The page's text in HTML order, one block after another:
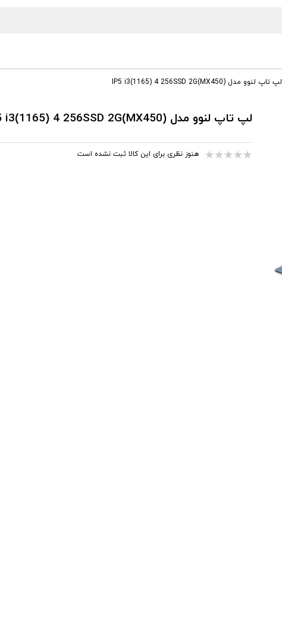
لپ تاپ لنوو مدل IP5 i3(1165) 4 256SSD 2G(MX450)
لپ تاپ لنوو مدل IP5 i3(1165) 4 256SSD 2G(MX450)
هنوز نظری برای این کالا ثبت نشده است